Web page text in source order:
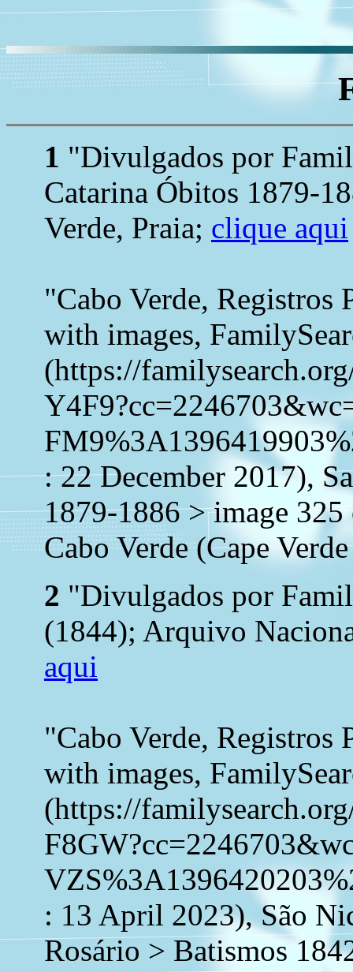
1 "Divulgados por
Catarina Óbitos 1879-
Verde, Praia; clique aqui
"Cabo Verde, Registros
with images,
(https://
: 22 December 2017),
1879-1886 > image
Cabo Verde (Cape
2 "Divulgados por
(1844); Arquivo
aqui
"Cabo Verde, Registros
with images,
(https://
: 13 April 2023), São
Rosário > Batismos